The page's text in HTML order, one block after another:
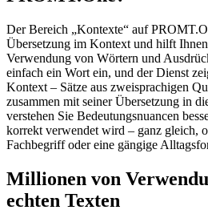
Der Bereich „Kontexte“ auf
Übersetzung im Kontext und hilft
Verwendung von Wörtern und
einfach ein Wort ein, und der Dienst
Kontext – Sätze aus zweisprachigen
zusammen mit seiner Übersetzung in
verstehen Sie Bedeutungsnuancen
korrekt verwendet wird – ganz gleich,
Fachbegriff oder eine gängige
Millionen von
echten Texten